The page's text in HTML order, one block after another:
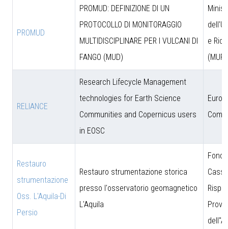
PROMUD
PROMUD: DEFINIZIONE DI UN
PROTOCOLLO DI MONITORAGGIO
MULTIDISCIPLINARE PER I VULCANI DI
FANGO (MUD)
e
(MUR)
RELIANCE
Research Lifecycle Management
technologies for Earth Science
Communities and Copernicus users
in EOSC
Restauro
strumentazione
Oss. L'Aquila-Di
Persio
Restauro strumentazione storica
presso l'osservatorio geomagnetico
L'Aquila